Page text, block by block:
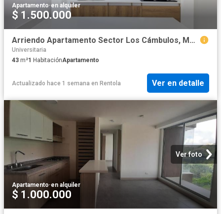
Apartamento·en alquiler
$ 1.500.000
Arriendo Apartamento Sector Los Cámbulos, Manizales
Universitaria
43 m²1 HabitaciónApartamento
Actualizado hace 1 semana en Rentola Ver en detalle
Ver foto
Apartamento·en alquiler
$ 1.000.000